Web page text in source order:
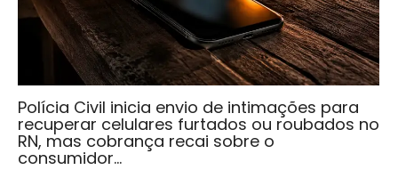
Polícia Civil inicia envio de intimações para
recuperar celulares furtados ou roubados no
RN, mas cobrança recai sobre o
consumidor…